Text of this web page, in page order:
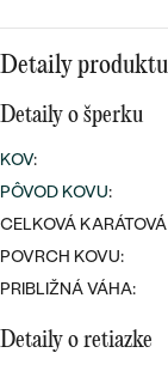
PODĽA
PODĽA
NA MIERU
DIAMANTY
Detaily produktu
Detaily o šperku
KOV:
PÔVOD KOVU:
CELKOVÁ
POVRCH KOVU:
PRIBLIŽNÁ VÁHA:
Detaily o retiazke